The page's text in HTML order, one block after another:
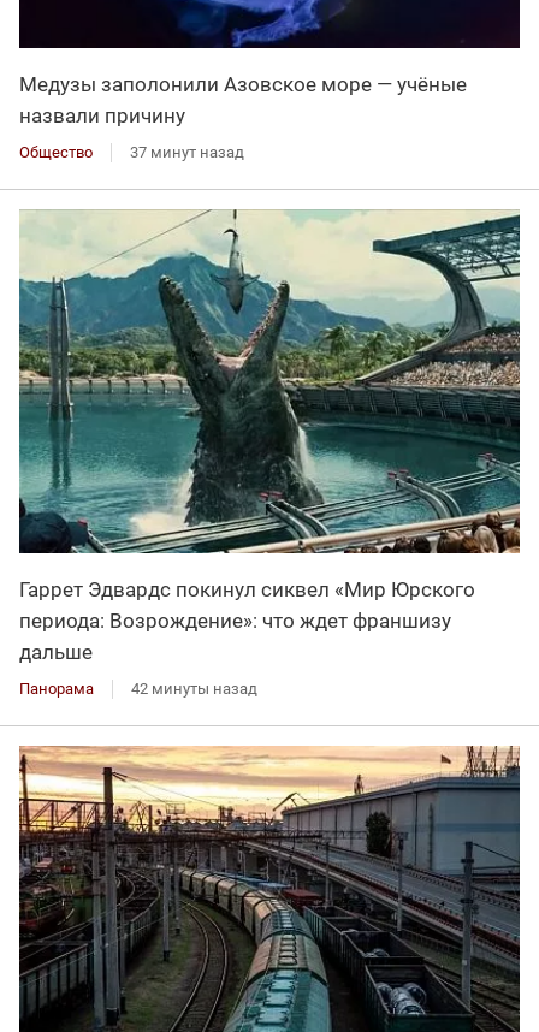
Медузы заполонили Азовское море — учёные
назвали причину
Общество 37 минут назад
Гаррет Эдвардс покинул сиквел «Мир Юрского
периода: Возрождение»: что ждет франшизу
дальше
Панорама 42 минуты назад